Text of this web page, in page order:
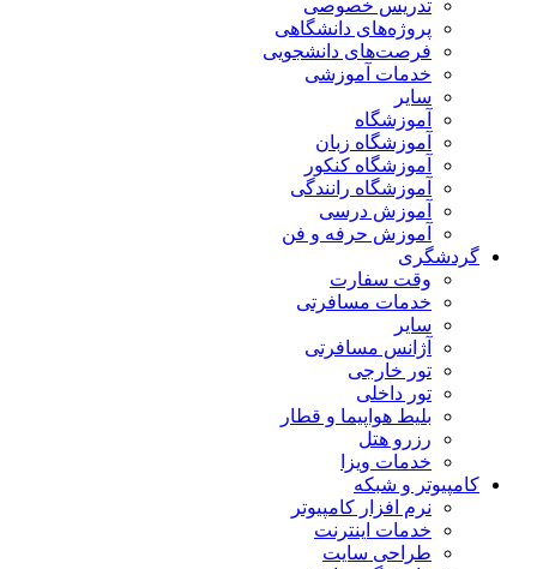
تدریس خصوصی
پروژه‌های دانشگاهی
فرصت‌های دانشجویی
خدمات آموزشی
سایر
آموزشگاه
آموزشگاه زبان
آموزشگاه کنکور
آموزشگاه رانندگی
آموزش درسی
آموزش حرفه و فن
گردشگری
وقت سفارت
خدمات مسافرتی
سایر
آژانس مسافرتی
تور خارجی
تور داخلی
بلیط هواپیما و قطار
رزرو هتل
خدمات ویزا
کامپیوتر و شبکه
نرم افزار کامپیوتر
خدمات اینترنت
طراحی سایت